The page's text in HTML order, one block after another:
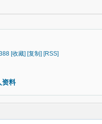
[收藏] [复制] [RSS]
资料